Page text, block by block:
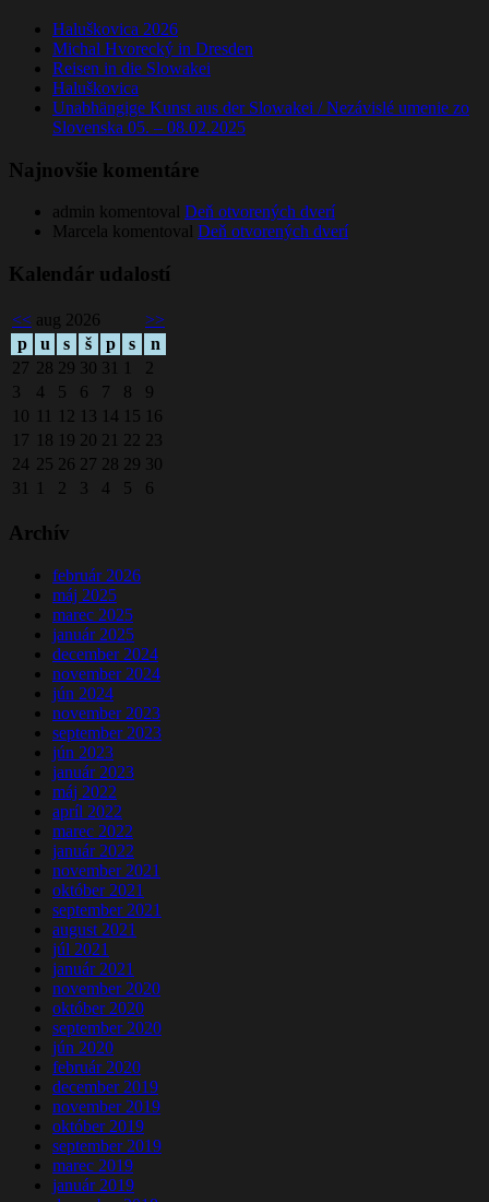
Haluškovica 2026
Michal Hvorecký in Dresden
Reisen in die Slowakei
Haluškovica
Unabhängige Kunst aus der Slowakei / Nezávislé umenie zo
Slovenska 05. – 08.02.2025
Najnovšie komentáre
admin komentoval Deň otvorených dverí
Marcela komentoval Deň otvorených dverí
Kalendár udalostí
<< aug 2026
>>
p
u s š p s
n
27
28 29 30 31 1
2
3
4 5 6 7 8
9
10
11 12 13 14 15 16
17
18 19 20 21 22 23
24
25 26 27 28 29 30
31
1 2 3 4 5 6
Archív
február 2026
máj 2025
marec 2025
január 2025
december 2024
november 2024
jún 2024
november 2023
september 2023
jún 2023
január 2023
máj 2022
apríl 2022
marec 2022
január 2022
november 2021
október 2021
september 2021
august 2021
júl 2021
január 2021
november 2020
október 2020
september 2020
jún 2020
február 2020
december 2019
november 2019
október 2019
september 2019
marec 2019
január 2019